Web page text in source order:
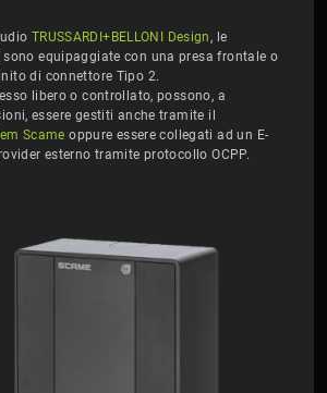
TRUSSARDI+BELLONI Design, le
sono equipaggiate con una presa frontale o
di connettore Tipo 2.
libero o controllato, possono, a
essere gestiti anche tramite il
Scame oppure essere collegati ad un E-
esterno tramite protocollo OCPP.